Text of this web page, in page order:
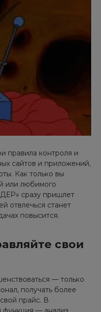
правила контроля и
сайтов и приложений,
Как только вы
или любимого
сразу пришлет
отвлечься станет
повысится.
свои
— только
получать более
прайс. В